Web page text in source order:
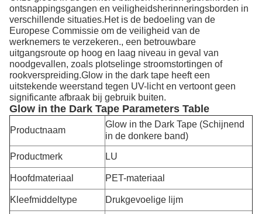
ontsnappingsgangen en veiligheidsherinneringsborden in
verschillende situaties.Het is de bedoeling van de
Europese Commissie om de veiligheid van de
werknemers te verzekeren., een betrouwbare
uitgangsroute op hoog en laag niveau in geval van
noodgevallen, zoals plotselinge stroomstortingen of
rookverspreiding.Glow in the dark tape heeft een
uitstekende weerstand tegen UV-licht en vertoont geen
significante afbraak bij gebruik buiten.
Glow in the Dark Tape Parameters Table
Productnaam
Glow in the Dark Tape (Schijnend
in de donkere band)
Productmerk LU
Hoofdmateriaal PET-materiaal
Kleefmiddeltype
Drukgevoelige lijm